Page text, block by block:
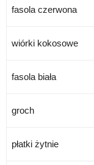
fasola czerwona
wiórki kokosowe
fasola biała
groch
płatki żytnie